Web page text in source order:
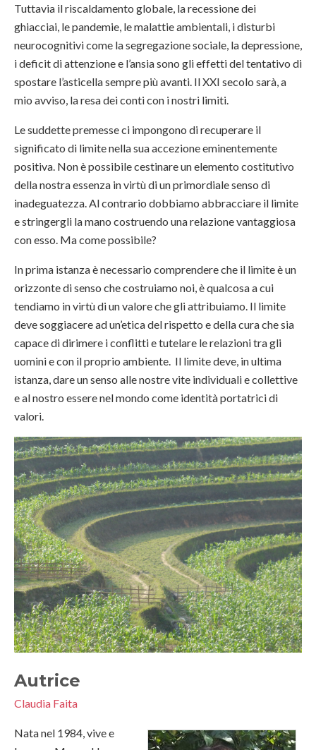
Tuttavia il riscaldamento globale, la recessione dei
ghiacciai, le pandemie, le malattie ambientali, i disturbi
neurocognitivi come la segregazione sociale, la depressione,
i deficit di attenzione e l’ansia sono gli effetti del tentativo di
spostare l’asticella sempre più avanti. Il XXI secolo sarà, a
mio avviso, la resa dei conti con i nostri limiti.
Le suddette premesse ci impongono di recuperare il
significato di limite nella sua accezione eminentemente
positiva. Non è possibile cestinare un elemento costitutivo
della nostra essenza in virtù di un primordiale senso di
inadeguatezza. Al contrario dobbiamo abbracciare il limite
e stringergli la mano costruendo una relazione vantaggiosa
con esso. Ma come possibile?
In prima istanza è necessario comprendere che il limite è un
orizzonte di senso che costruiamo noi, è qualcosa a cui
tendiamo in virtù di un valore che gli attribuiamo. Il limite
deve soggiacere ad un’etica del rispetto e della cura che sia
capace di dirimere i conflitti e tutelare le relazioni tra gli
uomini e con il proprio ambiente. Il limite deve, in ultima
istanza, dare un senso alle nostre vite individuali e collettive
e al nostro essere nel mondo come identità portatrici di
valori.
Autrice
Claudia Faita
Nata nel 1984, vive e